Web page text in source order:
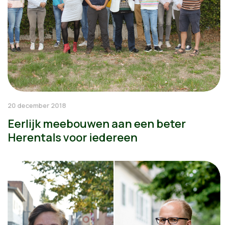
20 december 2018
Eerlijk meebouwen aan een beter
Herentals voor iedereen